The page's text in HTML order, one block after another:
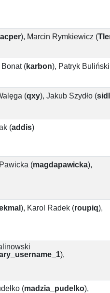
), Marcin Rymkiewicz (
Bonat(karbon), Patryk Buliński
(qxy), Jakub Szydło (
(addis)
(magdapawicka),
), Karol Radek (roupiq),
),
(madzia_pudelko),